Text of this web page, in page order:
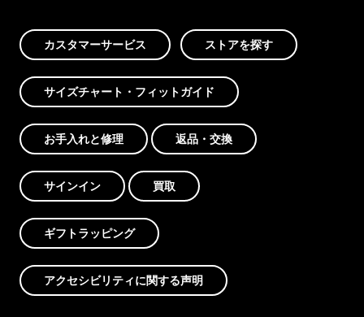
カスタマーサービス ストアを探す
サイズチャート・フィットガイド
お手入れと修理 返品・交換
サインイン 買取
ギフトラッピング
アクセシビリティに関する声明